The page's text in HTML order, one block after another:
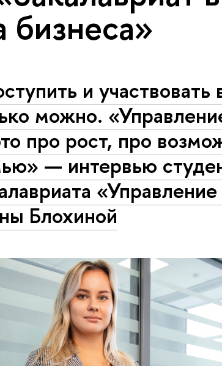
бизнеса»
и участвовать
можно.
про рост, про
— интервью
Блохиной